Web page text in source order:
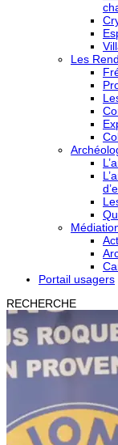
Les
Portail usagers
RECHERCHE